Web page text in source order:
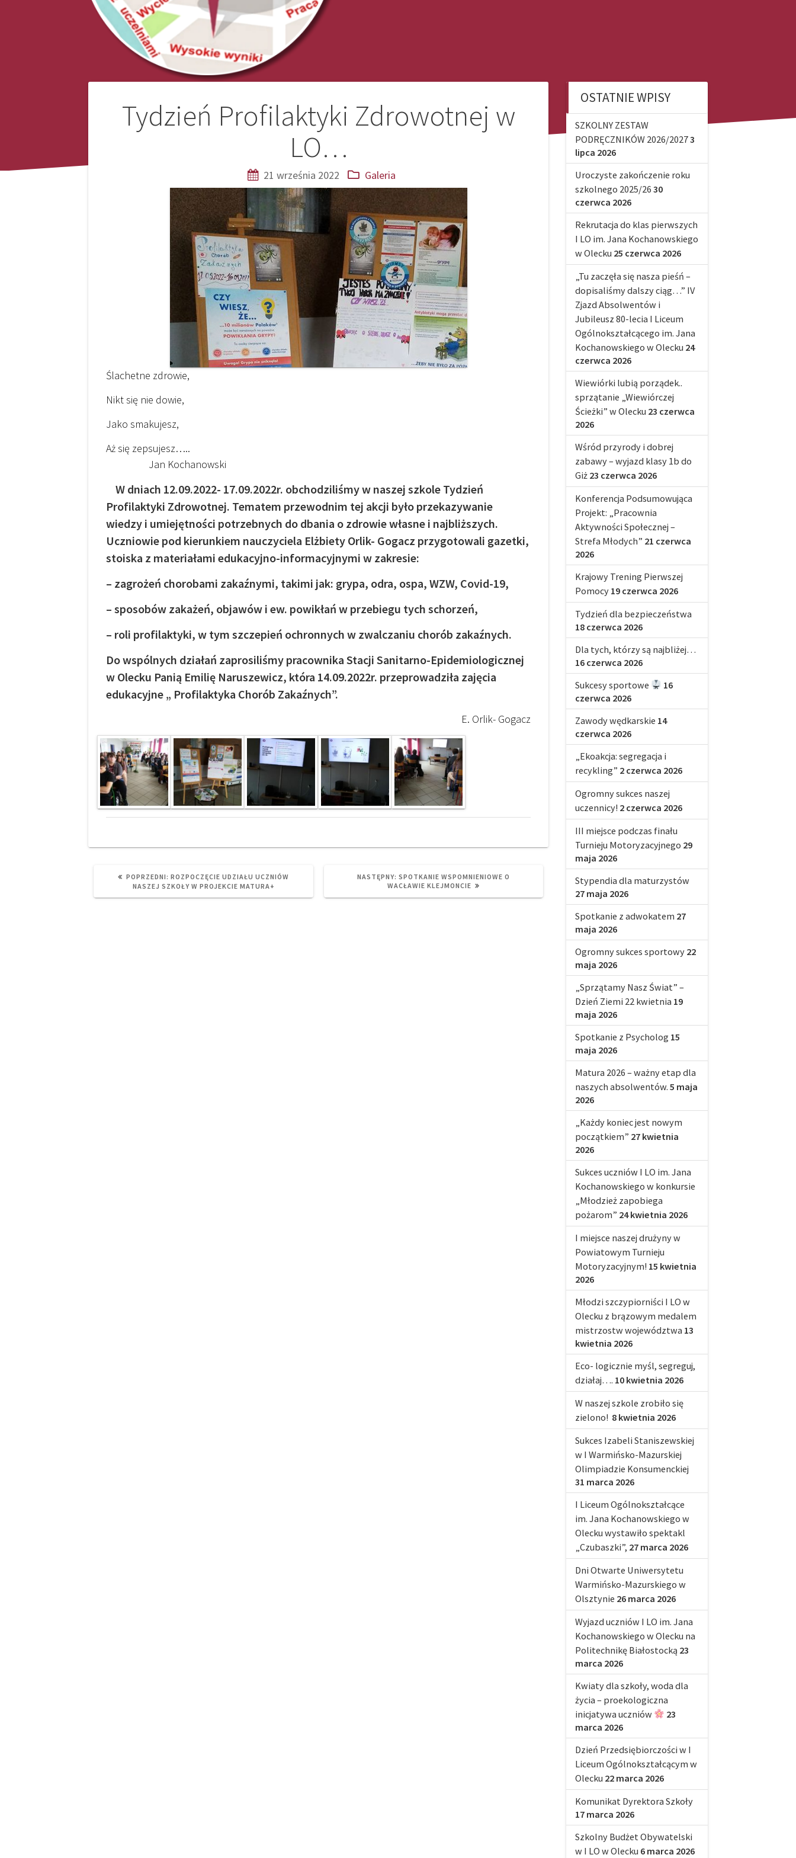
Tydzień Profilaktyki Zdrowotnej w
LO…
21 września 2022 Galeria
Ślachetne zdrowie,
Nikt się nie dowie,
Jako smakujesz,
Aż się zepsujesz…..
Jan Kochanowski
W dniach 12.09.2022- 17.09.2022r. obchodziliśmy w naszej szkole Tydzień
Profilaktyki Zdrowotnej. Tematem przewodnim tej akcji było przekazywanie
wiedzy i umiejętności potrzebnych do dbania o zdrowie własne i najbliższych.
Uczniowie pod kierunkiem nauczyciela Elżbiety Orlik- Gogacz przygotowali gazetki,
stoiska z materiałami edukacyjno-informacyjnymi w zakresie:
– zagrożeń chorobami zakaźnymi, takimi jak: grypa, odra, ospa, WZW, Covid-19,
– sposobów zakażeń, objawów i ew. powikłań w przebiegu tych schorzeń,
– roli profilaktyki, w tym szczepień ochronnych w zwalczaniu chorób zakaźnych.
Do wspólnych działań zaprosiliśmy pracownika Stacji Sanitarno-Epidemiologicznej
w Olecku Panią Emilię Naruszewicz, która 14.09.2022r. przeprowadziła zajęcia
edukacyjne „ Profilaktyka Chorób Zakaźnych”.
E. Orlik- Gogacz
Nawigacja
POPRZEDNI: PREVIOUS
POST:
ROZPOCZĘCIE UDZIAŁU UCZNIÓW
NASZEJ SZKOŁY W PROJEKCIE MATURA+
NASTĘPNY: NEXT
POST:
SPOTKANIE WSPOMNIENIOWE O
WACŁAWIE KLEJMONCIE
OSTATNIE WPISY
SZKOLNY ZESTAW
PODRĘCZNIKÓW 2026/20273
lipca 2026
Uroczyste zakończenie roku
szkolnego 2025/26 30
czerwca 2026
Rekrutacja do klas pierwszych
I LO im. Jana Kochanowskiego
w Olecku 25 czerwca 2026
„Tu zaczęła się nasza pieśń –
dopisaliśmy dalszy ciąg…” IV
Zjazd Absolwentów i
Jubileusz 80-lecia I Liceum
Ogólnokształcącego im. Jana
Kochanowskiego w Olecku 24
czerwca 2026
Wiewiórki lubią porządek..
sprzątanie „Wiewiórczej
Ścieżki” w Olecku 23 czerwca
2026
Wśród przyrody i dobrej
zabawy – wyjazd klasy 1b do
Giż 23 czerwca 2026
Konferencja Podsumowująca
Projekt: „Pracownia
Aktywności Społecznej –
Strefa Młodych” 21 czerwca
2026
Krajowy Trening Pierwszej
Pomocy 19 czerwca 2026
Tydzień dla bezpieczeństwa
18 czerwca 2026
Dla tych, którzy są najbliżej…
16 czerwca 2026
Sukcesy sportowe
16
czerwca 2026
Zawody wędkarskie 14
czerwca 2026
„Ekoakcja: segregacja i
recykling” 2 czerwca 2026
Ogromny sukces naszej
uczennicy! 2 czerwca 2026
III miejsce podczas finału
Turnieju Motoryzacyjnego 29
maja 2026
Stypendia dla maturzystów
27 maja 2026
Spotkanie z adwokatem 27
maja 2026
Ogromny sukces sportowy 22
maja 2026
„Sprzątamy Nasz Świat” –
Dzień Ziemi 22 kwietnia 19
maja 2026
Spotkanie z Psycholog 15
maja 2026
Matura 2026 – ważny etap dla
naszych absolwentów. 5 maja
2026
„Każdy koniec jest nowym
początkiem” 27 kwietnia
2026
Sukces uczniów I LO im. Jana
Kochanowskiego w konkursie
„Młodzież zapobiega
pożarom” 24 kwietnia 2026
I miejsce naszej drużyny w
Powiatowym Turnieju
Motoryzacyjnym! 15 kwietnia
2026
Młodzi szczypiorniści I LO w
Olecku z brązowym medalem
mistrzostw województwa 13
kwietnia 2026
Eco- logicznie myśl, segreguj,
działaj…. 10 kwietnia 2026
W naszej szkole zrobiło się
zielono! 8 kwietnia 2026
Sukces Izabeli Staniszewskiej
w I Warmińsko-Mazurskiej
Olimpiadzie Konsumenckiej
31 marca 2026
I Liceum Ogólnokształcące
im. Jana Kochanowskiego w
Olecku wystawiło spektakl
„Czubaszki”, 27 marca 2026
Dni Otwarte Uniwersytetu
Warmińsko-Mazurskiego w
Olsztynie 26 marca 2026
Wyjazd uczniów I LO im. Jana
Kochanowskiego w Olecku na
Politechnikę Białostocką 23
marca 2026
Kwiaty dla szkoły, woda dla
życia – proekologiczna
inicjatywa uczniów
23
marca 2026
Dzień Przedsiębiorczości w I
Liceum Ogólnokształcącym w
Olecku 22 marca 2026
Komunikat Dyrektora Szkoły
17 marca 2026
Szkolny Budżet Obywatelski
w I LO w Olecku 6 marca 2026